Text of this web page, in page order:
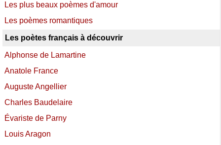
Les plus beaux poèmes d'amour
Les poèmes romantiques
Les poètes français à découvrir
Alphonse de Lamartine
Anatole France
Auguste Angellier
Charles Baudelaire
Évariste de Parny
Louis Aragon